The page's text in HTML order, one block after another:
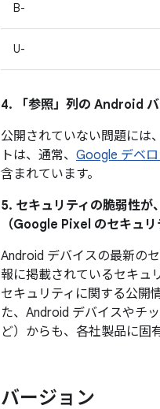
B-
U-
4. 「参照」 列の Android バ
公開されていない問題には
トは、通常、 Google デベ
含まれています。
5. セキュリティの脆弱性が
（Google Pixel のセキュ
Android デバイスの最新の
報に掲載されているセキュ
セキュリティに関する公開
た、Android デバイスやチ
ど）からも、各社製品に固
バージョン